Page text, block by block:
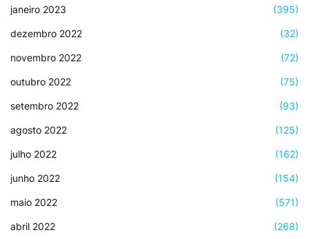
janeiro 2023 (395)
dezembro 2022 (32)
novembro 2022 (72)
outubro 2022 (75)
setembro 2022 (93)
agosto 2022 (125)
julho 2022 (162)
junho 2022 (154)
maio 2022 (571)
abril 2022 (268)